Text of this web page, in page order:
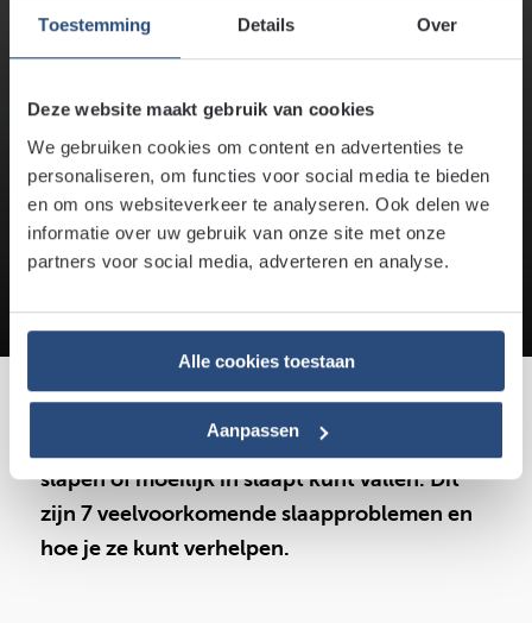
Toestemming Details Over
Deze website maakt gebruik van cookies
We gebruiken cookies om content en advertenties te
personaliseren, om functies voor social media te bieden
en om ons websiteverkeer te analyseren. Ook delen we
informatie over uw gebruik van onze site met onze
partners voor social media, adverteren en analyse.
Alle cookies toestaan
Aanpassen
7 veelvoorkomende
slaapproblemen: zo
voorkom je ze
5 januari 2022 3 minuten leestijd
Door:Sjoerd
Piekeren, rusteloze benen, zwangerschap. Er
zijn tal van redenen waardoor je niet kunt
slapen of moeilijk in slaapt kunt vallen. Dit
zijn 7 veelvoorkomende slaapproblemen en
hoe je ze kunt verhelpen.